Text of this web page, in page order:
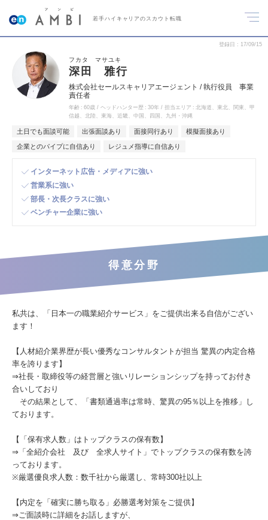
若手ハイキャリアのスカウト転職
登録日 17/09/15
フカタ マサユキ
深田 雅行
株式会社セールスキャリアエージェント / 執行役員 事業
責任者
年齢 60歳 ヘッドハンター歴 30年 担当エリア
北海道、東北、関東、甲
信越、北陸、東海、近畿、中国、四国、九州・沖縄
土日でも面談可能 出張面談あり 面接同行あり 模擬面接あり
企業とのパイプに自信あり レジュメ指導に自信あり
インターネット広告・メディアに強い
営業系に強い
部長・次長クラスに強い
ベンチャー企業に強い
得意分野
私共は、「日本一の職業紹介サービス」をご提供出来る自信がござい
ます！
【人材紹介業界歴が長い優秀なコンサルタントが担当 驚異の内定合格
率を誇ります】
⇒社長・取締役等の経営層と強いリレーションシップを持ってお付き
合いしており
その結果として、「書類通過率は常時、驚異の95％以上を推移」し
ております。
【「保有求人数」はトップクラスの保有数】
⇒「全紹介会社 及び 全求人サイト」でトップクラスの保有数を誇
っております。
※厳選優良求人数：数千社から厳選し、常時300社以上
【内定を「確実に勝ち取る」必勝選考対策をご提供】
⇒ご面談時に詳細をお話しますが、